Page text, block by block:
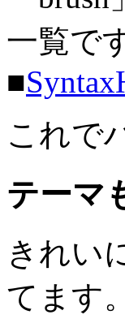
一覧で
■
これで
テーマ
きれい
てます。